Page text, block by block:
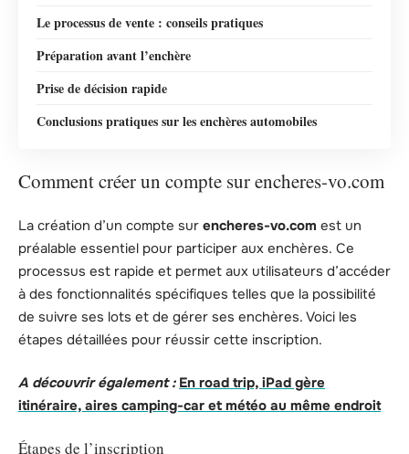
Le processus de vente : conseils pratiques
Préparation avant l’enchère
Prise de décision rapide
Conclusions pratiques sur les enchères automobiles
Comment créer un compte sur encheres-vo.com
La création d’un compte sur encheres-vo.com est un
préalable essentiel pour participer aux enchères. Ce
processus est rapide et permet aux utilisateurs d’accéder
à des fonctionnalités spécifiques telles que la possibilité
de suivre ses lots et de gérer ses enchères. Voici les
étapes détaillées pour réussir cette inscription.
A découvrir également : En road trip, iPad gère
itinéraire, aires camping-car et météo au même endroit
Étapes de l’inscription